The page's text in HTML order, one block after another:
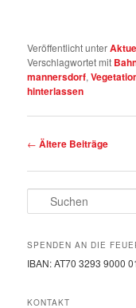
Veröffentlicht unter
Verschlagwortet mit
mannersdorf,
hinterlassen
Artikelnavigation
← Ältere Beiträge
Suchen
SPENDEN AN DIE
IBAN: AT70 3293 9000
KONTAKT